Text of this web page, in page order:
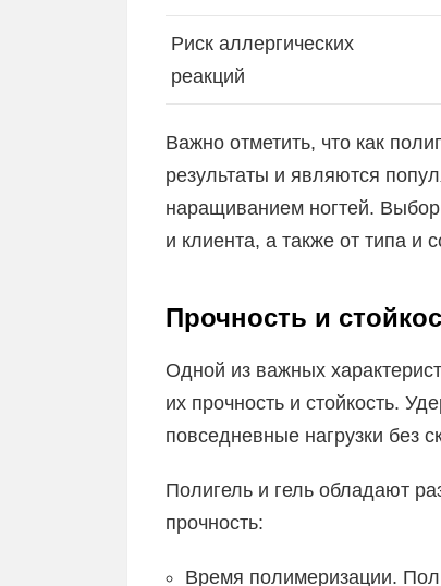
Риск аллергических
реакций
Важно отметить, что как
результаты и являются
наращиванием ногтей.
и клиента, а также от типа и
Прочность и
Одной из важных
их прочность и стойкость.
повседневные нагрузки без
Полигель и гель обладают
прочность:
Время полимеризации.